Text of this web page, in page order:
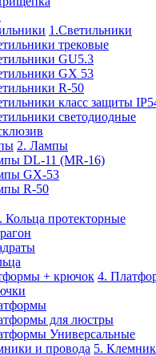
1.Светильники
трековые
GU5.3
GX 53
R-50
класс защиты
светодиодные
2. Лампы
DL-11 (MR-16)
GX-53
R-50
Кольца протекторные
4.
для люстры
Универсальные
5.